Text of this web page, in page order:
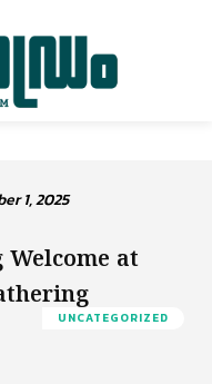
1, 2025
Welcome at
UNCATEGORIZED